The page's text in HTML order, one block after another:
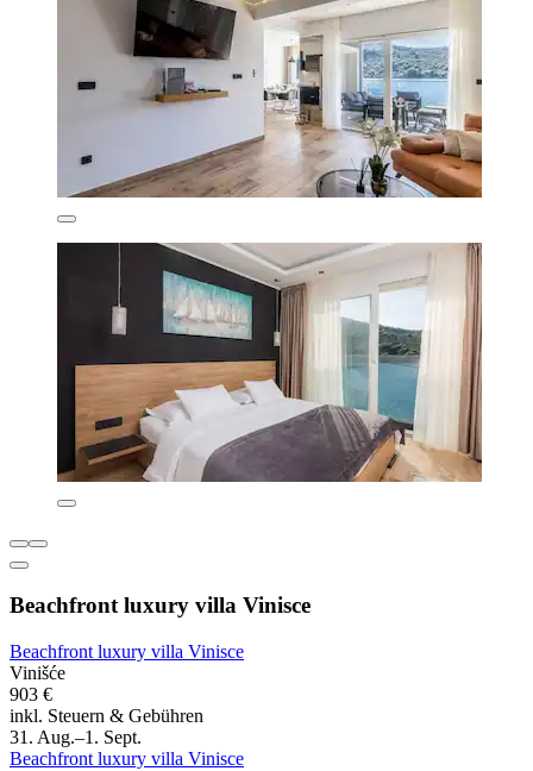
Beachfront luxury villa Vinisce
Beachfront luxury villa Vinisce
Vinišće
903 €
inkl. Steuern & Gebühren
31. Aug.–1. Sept.
Beachfront luxury villa Vinisce